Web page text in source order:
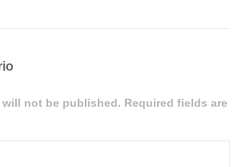
will not be published. Required fields are